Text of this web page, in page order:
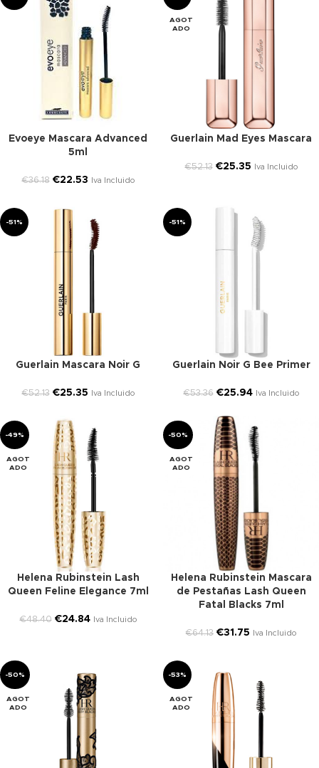
Evoeye Mascara Advanced
5ml
€36.18 €22.53 Iva Incluido
AGOT
ADO
Guerlain Mad Eyes Mascara
€52.13 €25.35 Iva Incluido
-51%
Guerlain Mascara Noir G
€52.13 €25.35 Iva Incluido
-51%
Guerlain Noir G Bee Primer
€53.36 €25.94 Iva Incluido
-49%
AGOT
ADO
Helena Rubinstein Lash
Queen Feline Elegance 7ml
€48.40 €24.84 Iva Incluido
-50%
AGOT
ADO
Helena Rubinstein Mascara
de Pestañas Lash Queen
Fatal Blacks 7ml
€64.13 €31.75 Iva Incluido
-50%
AGOT
ADO
-53%
AGOT
ADO